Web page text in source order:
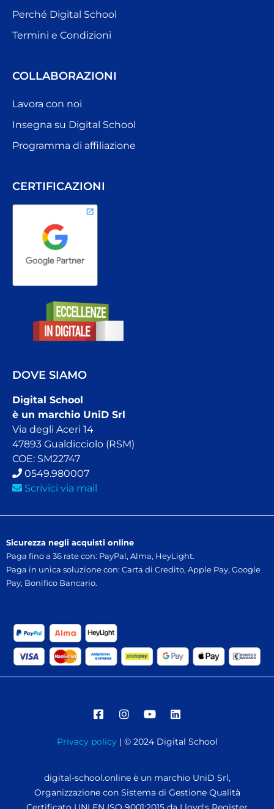
Perché Digital School
Termini e Condizioni
COLLABORAZIONI
Lavora con noi
Insegna su Digital School
Programma di affiliazione
CERTIFICAZIONI
DOVE SIAMO
Digital School
è un marchio UniD Srl
Via degli Aceri 14
47893 Gualdicciolo (RSM)
COE: SM22747
0549.980007
Scrivici via mail
Sicurezza negli acquisti online
Paga fino a 36 rate con: PayPal, Alma, HeyLight.
Paga in unica soluzione con: Carta di Credito, Apple Pay, Google
Pay, Bonifico Bancario.
Privacy policy| © 2024 Digital School
digital-school.online è un marchio UniD Srl,
Organizzazione con Sistema di Gestione Qualità